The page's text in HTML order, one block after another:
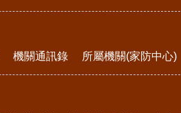
機關通訊錄 所屬機關(家防中心)